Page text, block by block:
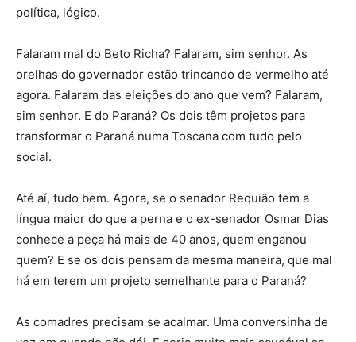
política, lógico.
Falaram mal do Beto Richa? Falaram, sim senhor. As
orelhas do governador estão trincando de vermelho até
agora. Falaram das eleições do ano que vem? Falaram,
sim senhor. E do Paraná? Os dois têm projetos para
transformar o Paraná numa Toscana com tudo pelo
social.
Até aí, tudo bem. Agora, se o senador Requião tem a
língua maior do que a perna e o ex-senador Osmar Dias
conhece a peça há mais de 40 anos, quem enganou
quem? E se os dois pensam da mesma maneira, que mal
há em terem um projeto semelhante para o Paraná?
As comadres precisam se acalmar. Uma conversinha de